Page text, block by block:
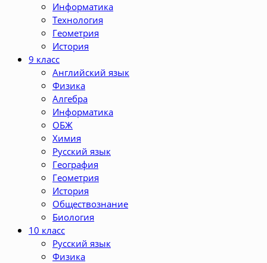
Информатика
Технология
Геометрия
История
9 класс
Английский язык
Физика
Алгебра
Информатика
ОБЖ
Химия
Русский язык
География
Геометрия
История
Обществознание
Биология
10 класс
Русский язык
Физика